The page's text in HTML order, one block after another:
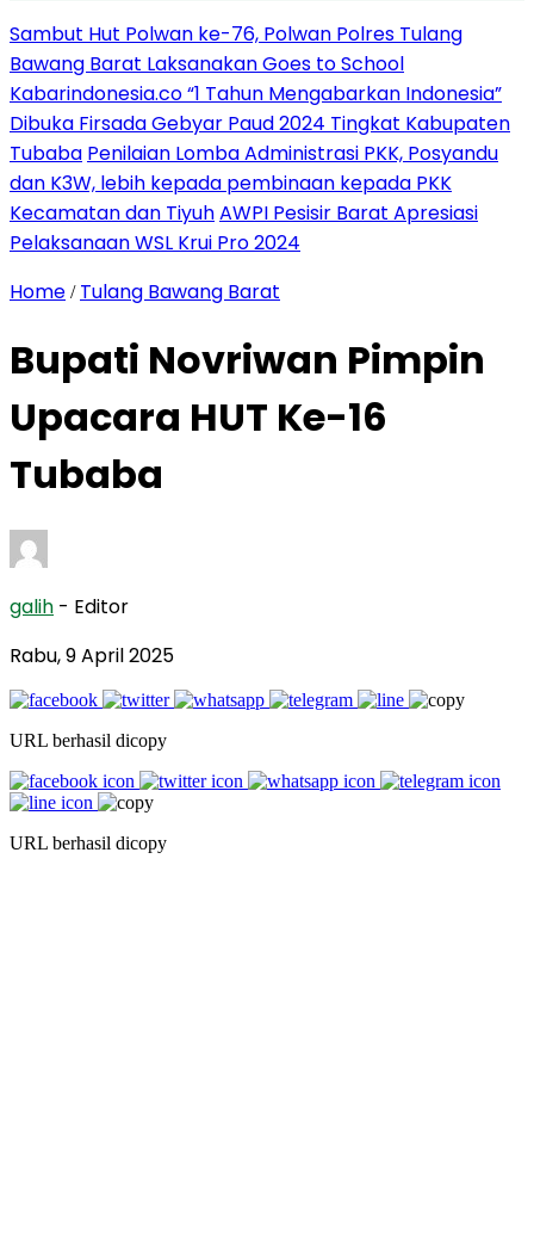
Sambut Hut Polwan ke-76, Polwan Polres Tulang
Bawang Barat Laksanakan Goes to School
Kabarindonesia.co “1 Tahun Mengabarkan Indonesia”
Dibuka Firsada Gebyar Paud 2024 Tingkat Kabupaten
Tubaba Penilaian Lomba Administrasi PKK, Posyandu
dan K3W, lebih kepada pembinaan kepada PKK
Kecamatan dan TiyuhAWPI Pesisir Barat Apresiasi
Pelaksanaan WSL Krui Pro 2024
Home / Tulang Bawang Barat
Bupati Novriwan Pimpin
Upacara HUT Ke-16
Tubaba
galih - Editor
Rabu, 9 April 2025
URL berhasil dicopy
URL berhasil dicopy